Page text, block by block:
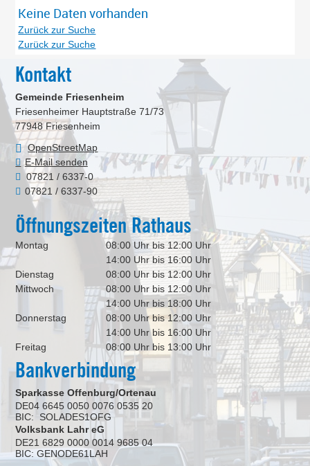
Keine Daten vorhanden
Zurück zur Suche
Zurück zur Suche
Kontakt
Gemeinde Friesenheim
Friesenheimer Hauptstraße 71/73
77948 Friesenheim
OpenStreetMap
E-Mail senden
07821 / 6337-0
07821 / 6337-90
Öffnungszeiten Rathaus
Montag
08:00 Uhr bis 12:00 Uhr
14:00 Uhr bis 16:00 Uhr
Dienstag
08:00 Uhr bis 12:00 Uhr
Mittwoch
08:00 Uhr bis 12:00 Uhr
14:00 Uhr bis 18:00 Uhr
Donnerstag
08:00 Uhr bis 12:00 Uhr
14:00 Uhr bis 16:00 Uhr
Freitag
08:00 Uhr bis 13:00 Uhr
Bankverbindung
Sparkasse Offenburg/Ortenau
DE04 6645 0050 0076 0535 20
BIC: SOLADES1OFG
Volksbank Lahr eG
DE21 6829 0000 0014 9685 04
BIC: GENODE61LAH